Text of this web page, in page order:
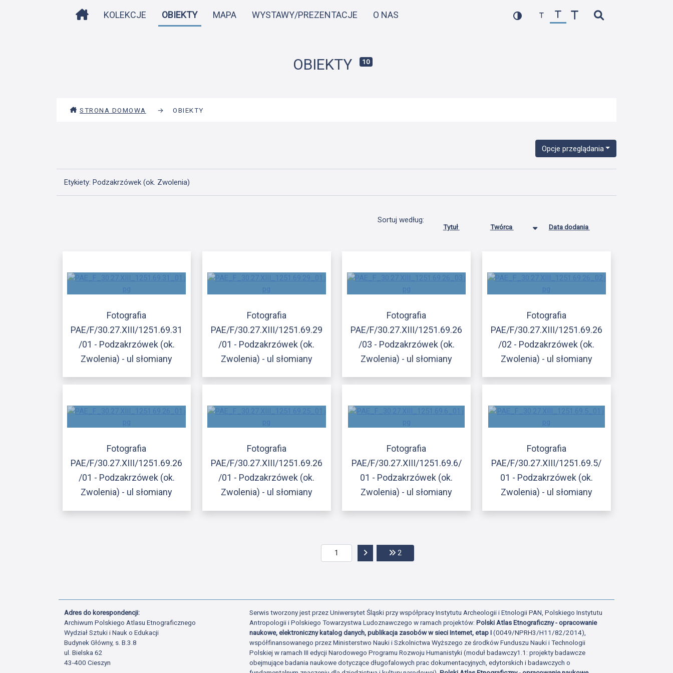
do
STRONA DOMOWA
KOLEKCJE OBIEKTY MAPA WYSTAWY/PREZENTACJE O NAS
OBIEKTY 10
STRONA DOMOWA → OBIEKTY
Opcje przeglądania
Etykiety: Podzakrzówek (ok. Zwolenia)
Sortuj według:
Tytuł Twórca Data dodania
Fotografia
PAE/F/30.27.XIII/1251.69.31
/01 - Podzakrzówek (ok.
Zwolenia) - ul słomiany
Fotografia
PAE/F/30.27.XIII/1251.69.29
/01 - Podzakrzówek (ok.
Zwolenia) - ul słomiany
Fotografia
PAE/F/30.27.XIII/1251.69.26
/03 - Podzakrzówek (ok.
Zwolenia) - ul słomiany
Fotografia
PAE/F/30.27.XIII/1251.69.26
/02 - Podzakrzówek (ok.
Zwolenia) - ul słomiany
Fotografia
PAE/F/30.27.XIII/1251.69.26
/01 - Podzakrzówek (ok.
Zwolenia) - ul słomiany
Fotografia
PAE/F/30.27.XIII/1251.69.26
/01 - Podzakrzówek (ok.
Zwolenia) - ul słomiany
Fotografia
PAE/F/30.27.XIII/1251.69.6/
01 - Podzakrzówek (ok.
Zwolenia) - ul słomiany
Fotografia
PAE/F/30.27.XIII/1251.69.5/
01 - Podzakrzówek (ok.
Zwolenia) - ul słomiany
Przejdź do następnej strony
2
Adres do korespondencji:
Archiwum Polskiego Atlasu Etnograficznego
Wydział Sztuki i Nauk o Edukacji
Budynek Główny, s. B.3.8
ul. Bielska 62
43-400 Cieszyn
Serwis tworzony jest przez Uniwersytet Śląski przy współpracy Instytutu Archeologii i Etnologii PAN, Polskiego Instytutu
Antropologii i Polskiego Towarzystwa Ludoznawczego w ramach projektów:Polski Atlas Etnograficzny - opracowanie
naukowe, elektroniczny katalog danych, publikacja zasobów w sieci Internet, etap I(0049/NPRH3/H11/82/2014),
współfinansowanego przez Ministerstwo Nauki i Szkolnictwa Wyższego ze środków Funduszu Nauki i Technologii
Polskiej w ramach III edycji Narodowego Programu Rozwoju Humanistyki (moduł badawczy1.1: projekty badawcze
obejmujące badania naukowe dotyczące długofalowych prac dokumentacyjnych, edytorskich i badawczych o